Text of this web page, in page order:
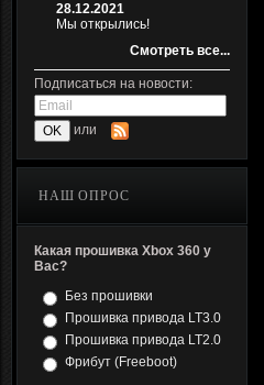
28.12.2021
Мы открылись!
Смотреть все...
Подписаться на новости:
или
НАШ ОПРОС
Какая прошивка Xbox 360 у
Вас?
Без прошивки
Прошивка привода LT3.0
Прошивка привода LT2.0
Фрибут (Freeboot)